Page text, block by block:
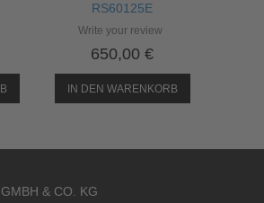
RS60125E
Write your review
650,00 €
IN DEN WARENKORB
& CO. KG